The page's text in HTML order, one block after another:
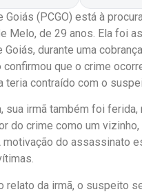
Goiás (PCGO) está à
Melo, de 29 anos. Ela foi
Goiás, durante uma
que o crime
teria contraído com o
sua irmã também foi
do crime como um
motivação do assassinato
relato da irmã, o suspeito